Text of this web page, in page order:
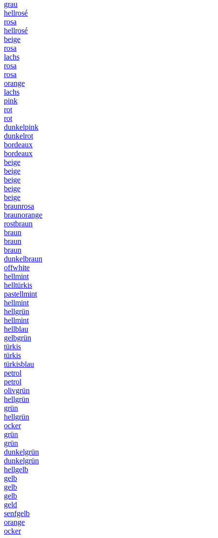
grau
hellrosé
rosa
hellrosé
beige
rosa
lachs
rosa
rosa
orange
lachs
pink
rot
rot
dunkelpink
dunkelrot
bordeaux
bordeaux
beige
beige
beige
beige
beige
braunrosa
braunorange
rostbraun
braun
braun
braun
dunkelbraun
offwhite
hellmint
helltürkis
pastellmint
hellmint
hellgrün
hellmint
hellblau
gelbgrün
türkis
türkis
türkisblau
petrol
petrol
olivgrün
hellgrün
grün
hellgrün
ocker
grün
grün
dunkelgrün
dunkelgrün
hellgelb
gelb
gelb
gelb
geld
senfgelb
orange
ocker